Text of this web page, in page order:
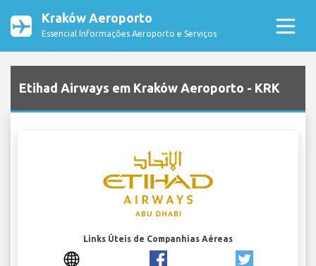
Kraków Aeroporto
Essencial Informações Aeroporto e Serviços
Etihad Airways em Kraków Aeroporto - KRK
Links Úteis de Companhias Aéreas